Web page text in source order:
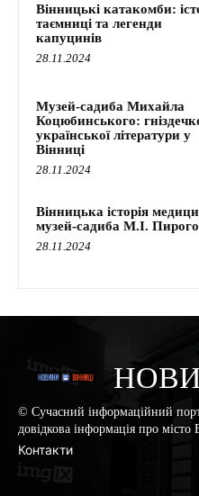
Вінницькі катакомби:
таємниці та легенди
капуцинів
28.11.2024
Музей-садиба Михайла
Коцюбинського:
української літератури у
Вінниці
28.11.2024
Вінницька історія
музей-садиба М.І.
28.11.2024
© Сучасний інформаційний
довідкова інформація про місто
Контакти